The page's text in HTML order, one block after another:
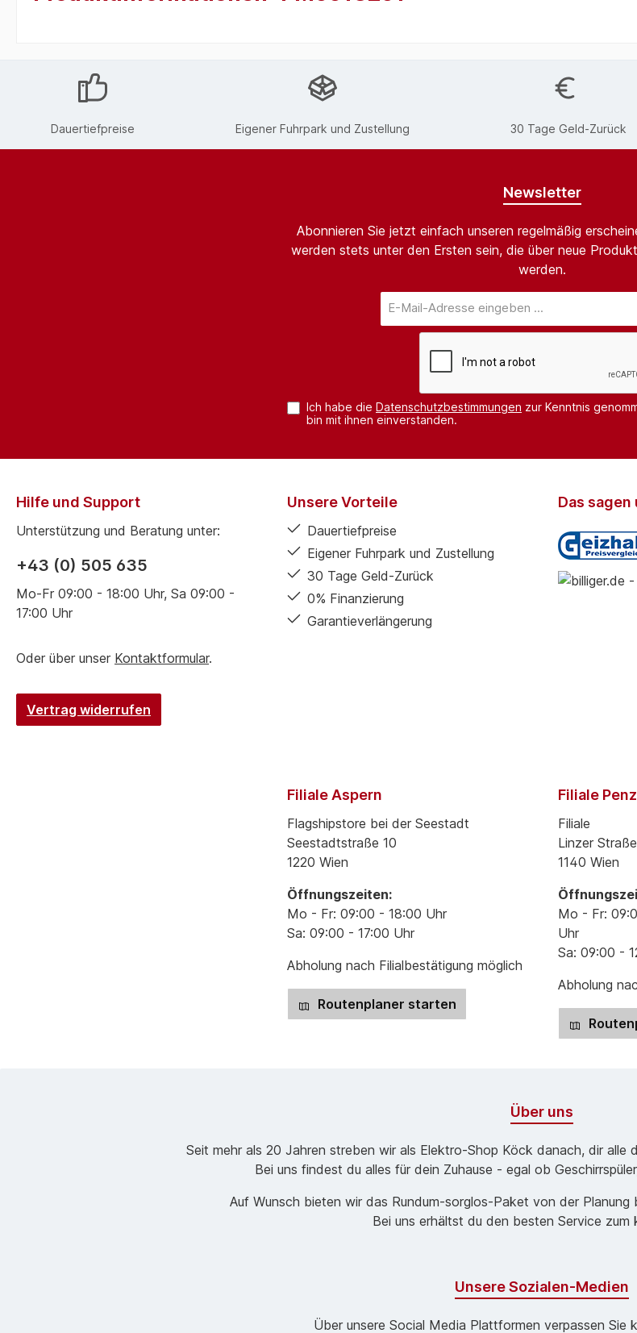
Dauertiefpreise Eigener Fuhrpark und Zustellung 30 Tage Geld-Zurück
Newsletter
Abonnieren Sie jetzt einfach unseren regelmäßig
werden stets unter den Ersten sein, die über neue
werden.
Mail-
Adresse*
Ich habe die Datenschutzbestimmungen zur Kenntnis
bin mit ihnen einverstanden.
Hilfe und Support
Unterstützung und Beratung unter:
+43 (0) 505 635
Mo-Fr 09:00 - 18:00 Uhr, Sa 09:00 -
17:00 Uhr
Oder über unser Kontaktformular.
Vertrag widerrufen
Unsere Vorteile
Dauertiefpreise
Eigener Fuhrpark und Zustellung
30 Tage Geld-Zurück
0% Finanzierung
Garantieverlängerung
Das sagen
Filiale Aspern
Flagshipstore bei der Seestadt
Seestadtstraße 10
1220 Wien
Öffnungszeiten:
Mo - Fr: 09:00 - 18:00 Uhr
Sa: 09:00 - 17:00 Uhr
Abholung nach Filialbestätigung möglich
Routenplaner starten
Filiale
Filiale
Linzer
1140 Wien
Mo - Fr:
Uhr
Sa: 09:00 -
Abholung
Über uns
Seit mehr als 20 Jahren streben wir als Elektro-Shop Köck danach, dir alle
Bei uns findest du alles für dein Zuhause - egal ob
Auf Wunsch bieten wir das Rund­um-sorg­los-Pa­ket von der Planung
Bei uns erhältst du den besten Service zum
Unsere Sozialen-Medien
Über unsere Social Media Plattformen verpassen Sie